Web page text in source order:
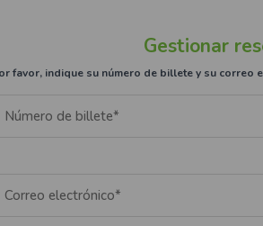
Gestionar
favor, indique su número de billete y su correo